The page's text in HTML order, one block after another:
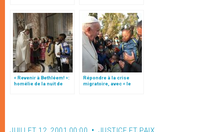
« Revenir à Bethléem! »:
homélie de la nuit de
Noël (texte complet)
Répondre à la crise
migratoire, avec « le